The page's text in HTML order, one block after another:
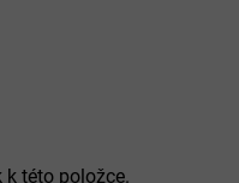
k této položce.